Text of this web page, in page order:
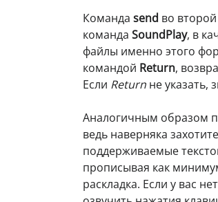
Команда send во
команда SoundPlay, в
файлы именно этого
командой Return,
Если Return не указать,
Аналогичным образом
ведь наверняка
поддерживаемые
прописывая как
раскладка. Если у вас